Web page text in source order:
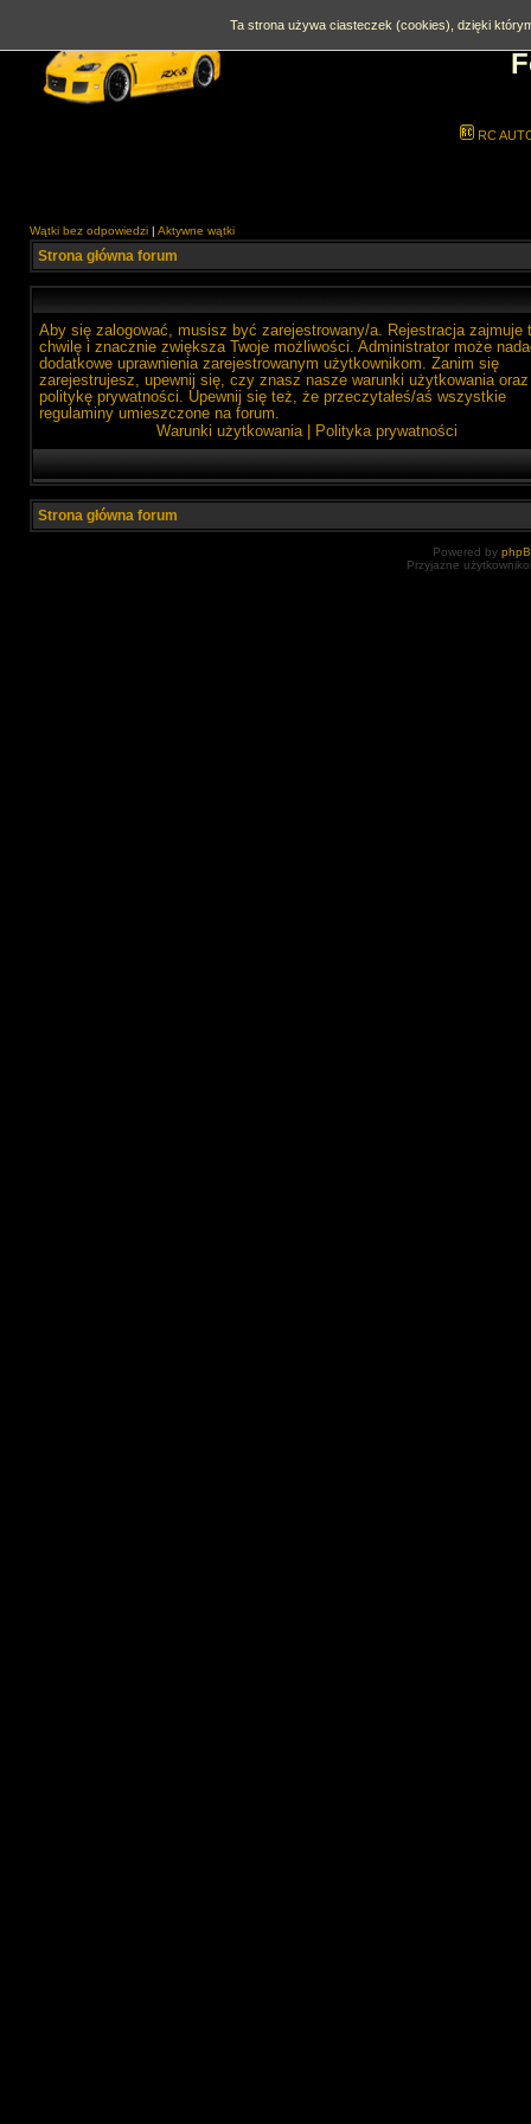
RC
Wątki bez odpowiedzi | Aktywne wątki
Strona główna forum
Aby się zalogować, musisz być zarejestrowany/a. Rejestracja zajmuje
chwilę i znacznie zwiększa Twoje możliwości. Administrator może
dodatkowe uprawnienia zarejestrowanym użytkownikom. Zanim się
zarejestrujesz, upewnij się, czy znasz nasze warunki użytkowania oraz
politykę prywatności. Upewnij się też, że przeczytałeś/aś wszystkie
regulaminy umieszczone na forum.
Warunki użytkowania| Polityka prywatności
Strona główna forum
Powered by
Przyjazne
Ta strona używa ciasteczek (cookies), dzięki